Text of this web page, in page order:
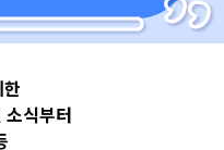
식부터